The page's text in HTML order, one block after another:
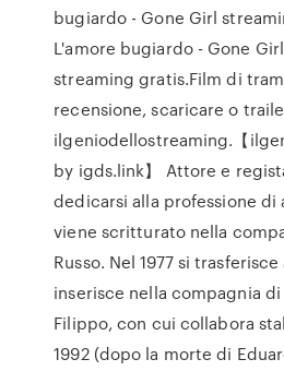
bugiardo - Gone Girl
L'amore bugiardo - Gone
streaming gratis.Film di
recensione, scaricare o
ilgeniodellostreaming.【
by igds.link】 Attore e
dedicarsi alla professione di
viene scritturato nella
Russo. Nel 1977 si
inserisce nella compagnia
Filippo, con cui collabora
1992 (dopo la morte di